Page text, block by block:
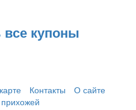
купоны
Контакты
О сайте